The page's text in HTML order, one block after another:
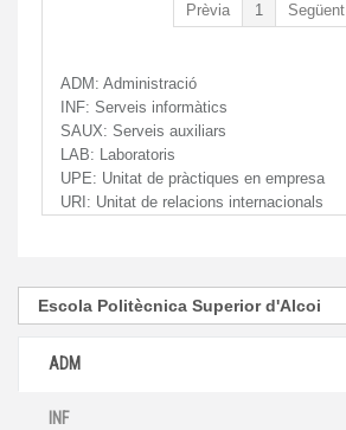
Prèvia 1 Següent
ADM: Administració
INF: Serveis informàtics
SAUX: Serveis auxiliars
LAB: Laboratoris
UPE: Unitat de pràctiques en empresa
URI: Unitat de relacions internacionals
ADM
INF